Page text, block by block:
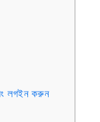
লগইন করুন